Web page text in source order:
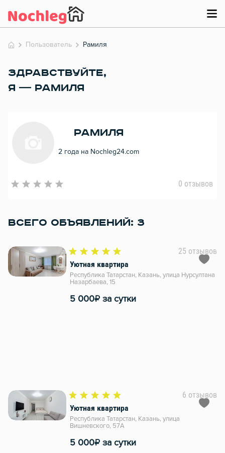
Пользователь Рамиля
ЗДРАВСТВУЙТЕ,
Я — РАМИЛЯ
Рамиля
2 года на Nochleg24.com
0 отзывов
ВСЕГО ОБЪЯВЛЕНИЙ: 3
25 отзывов
Уютная квартира
Республика Татарстан, Казань, улица Нурсултана
Назарбаева, 15
5 000₽ за сутки
6 отзывов
Уютная квартира
Республика Татарстан, Казань, улица
Вишневского, 57А
5 000₽ за сутки